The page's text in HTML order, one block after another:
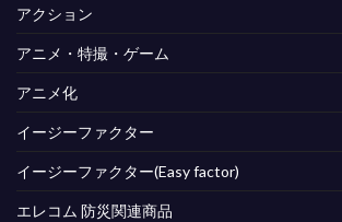
アクション
アニメ・特撮・ゲーム
アニメ化
イージーファクター
イージーファクター(Easy factor)
エレコム 防災関連商品